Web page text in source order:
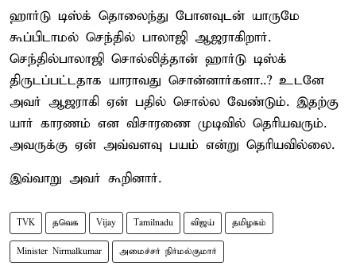
ஹார்டு டிஸ்க் தொலைந்து போனவுடன் யாருமே
கூப்பிடாமல் செந்தில் பாலாஜி ஆஜராகிறார்.
செந்தில்பாலாஜி சொல்லித்தான் ஹார்டு டிஸ்க்
திருடப்பட்டதாக யாராவது சொன்னார்களா..? உடனே
அவர் ஆஜராகி ஏன் பதில் சொல்ல வேண்டும். இதற்கு
யார் காரணம் என விசாரணை முடிவில் தெரியவரும்.
அவருக்கு ஏன் அவ்வளவு பயம் என்று தெரியவில்லை.
இவ்வாறு அவர் கூறினார்.
TVK தவெக Vijay Tamilnadu விஜய் தமிழகம்
Minister Nirmalkumar அமைச்சர் நிர்மல்குமார்